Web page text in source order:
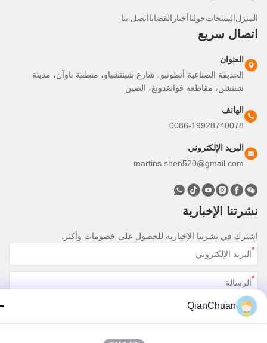
المنتجاتحولناأخبارالقضايااتصل بنا
سريع
العنوان
الحديقة الصناعية أنطونيو، شارع شينتشياو، منطقة باوآن، مدينة
شنتشن، مقاطعة قوانغدونغ، الصين
الهاتف
0086-19928740078
البريد الإلكتروني
martins.shen520@gmail.com
الإخبارية
في نشرتنا الإخبارية للحصول على خصومات وأكثر.
QianChuan